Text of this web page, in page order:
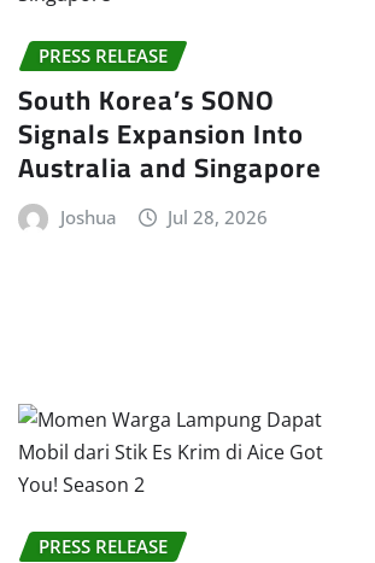
PRESS RELEASE
South Korea’s SONO
Signals Expansion Into
Australia and Singapore
Joshua Jul 28, 2026
PRESS RELEASE